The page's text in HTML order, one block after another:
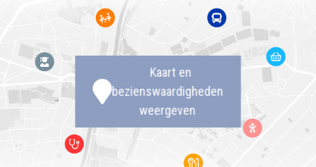
Kaart en
bezienswaardigheden
weergeven